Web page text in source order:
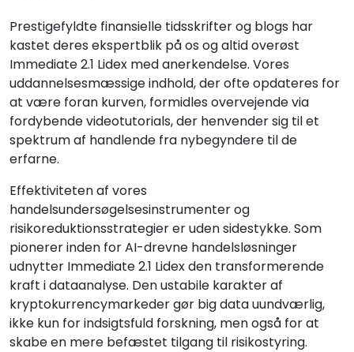
Prestigefyldte finansielle tidsskrifter og blogs har
kastet deres ekspertblik på os og altid overøst
Immediate 2.1 Lidex med anerkendelse. Vores
uddannelsesmæssige indhold, der ofte opdateres for
at være foran kurven, formidles overvejende via
fordybende videotutorials, der henvender sig til et
spektrum af handlende fra nybegyndere til de
erfarne.
Effektiviteten af vores
handelsundersøgelsesinstrumenter og
risikoreduktionsstrategier er uden sidestykke. Som
pionerer inden for AI-drevne handelsløsninger
udnytter Immediate 2.1 Lidex den transformerende
kraft i dataanalyse. Den ustabile karakter af
kryptokurrencymarkeder gør big data uundværlig,
ikke kun for indsigtsfuld forskning, men også for at
skabe en mere befæstet tilgang til risikostyring.